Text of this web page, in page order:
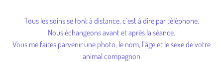
Tous les soins se font à distance, c’est à dire par téléphone.
Nous échangeons avant et après la séance.
Vous me faites parvenir une photo, le nom, l’âge et le sexe de votre
animal compagnon